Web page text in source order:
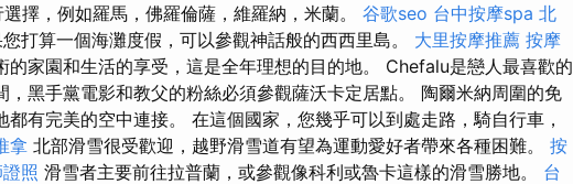
擇，例如羅馬，佛羅倫薩，維羅納，米蘭。 谷歌seo 台中按摩spa 北
打算一個海灘度假，可以參觀神話般的西西里島。 大里按摩推薦 按摩
的家園和生活的享受，這是全年理想的目的地。 Chefalu是戀人最喜歡的
，黑手黨電影和教父的粉絲必須參觀薩沃卡定居點。 陶爾米納周圍的免
有完美的空中連接。 在這個國家，您幾乎可以到處走路，騎自行車，
拿 北部滑雪很受歡迎，越野滑雪道有望為運動愛好者帶來各種困難。 按
照 滑雪者主要前往拉普蘭，或參觀像科利或魯卡這樣的滑雪勝地。 台